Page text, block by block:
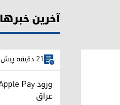
آخرین خبرها
21 دقیقه پیش
عراق